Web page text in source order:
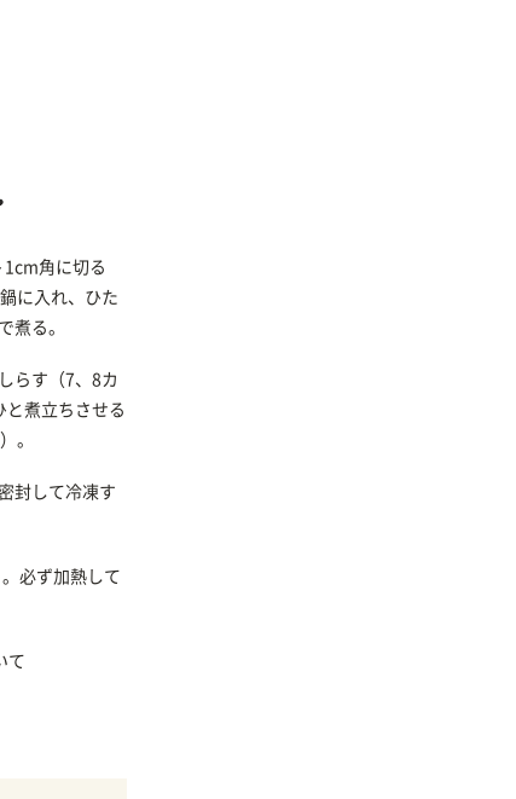
角に切る
に入れ、ひた
煮る。
らす（7、8カ
と煮立ちさせる
。
封して冷凍す
必ず加熱して
て